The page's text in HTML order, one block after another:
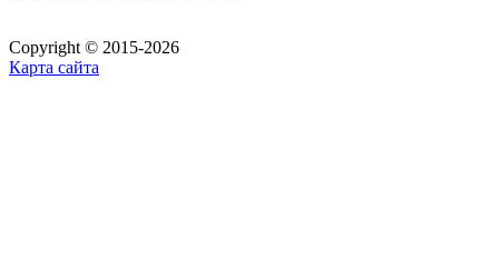
Copyright © 2015-2026
Карта сайта